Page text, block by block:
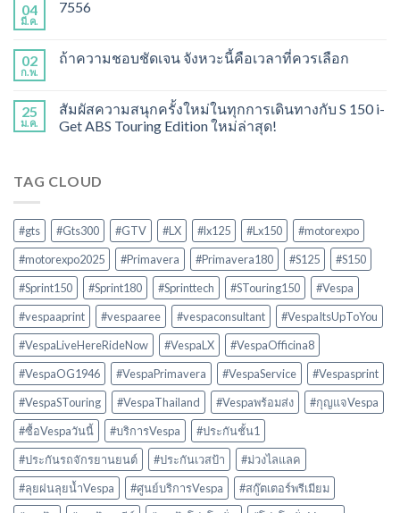
04
มี.ค.
7556
02
ก.พ.
ถ้าความชอบชัดเจน จังหวะนี้คือเวลาที่ควรเลือก
25
ม.ค.
สัมผัสความสนุกครั้งใหม่ในทุกการเดินทางกับ S 150 i-
Get ABS Touring Edition ใหม่ล่าสุด!
TAG CLOUD
#gts #Gts300 #GTV #LX #lx125 #Lx150
#motorexpo
#motorexpo2025
#Primavera #Primavera180 #S125
#S150
#Sprint150
#Sprint180 #Sprinttech #STouring150
#Vespa
#vespaaprint
#vespaaree #vespaconsultant
#VespaItsUpToYou
#VespaLiveHereRideNow
#VespaLX
#VespaOfficina8
#VespaOG1946
#VespaPrimavera #VespaService
#Vespasprint
#VespaSTouring
#VespaThailand #Vespaพร้อมส่ง
#กุญแจVespa
#ซื้อVespaวันนี้
#บริการVespa
#ประกันชั้น1
#ประกันรถจักรยานยนต์
#ประกันเวสป้า
#ม่วงไลแลค
#ลุยฝนลุยน้ำVespa
#ศูนย์บริการVespa
#สกู๊ตเตอร์พรีเมียม